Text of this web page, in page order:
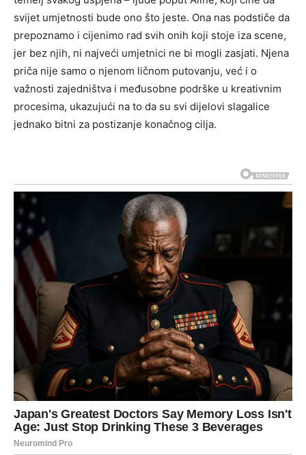
svijet umjetnosti bude ono što jeste. Ona nas podstiče da
prepoznamo i cijenimo rad svih onih koji stoje iza scene,
jer bez njih, ni najveći umjetnici ne bi mogli zasjati. Njena
priča nije samo o njenom ličnom putovanju, već i o
važnosti zajedništva i međusobne podrške u kreativnim
procesima, ukazujući na to da su svi dijelovi slagalice
jednako bitni za postizanje konačnog cilja.